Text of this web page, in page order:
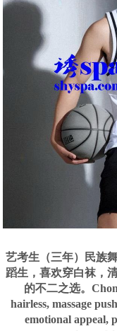
艺考生（三年）民族
蹈生，喜欢穿白袜，
的不二之选。
hairless, massage
emotional appeal,